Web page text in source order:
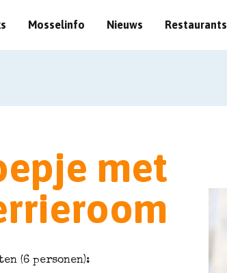
Mosselinfo Nieuws Restaurants
met
(6 personen):